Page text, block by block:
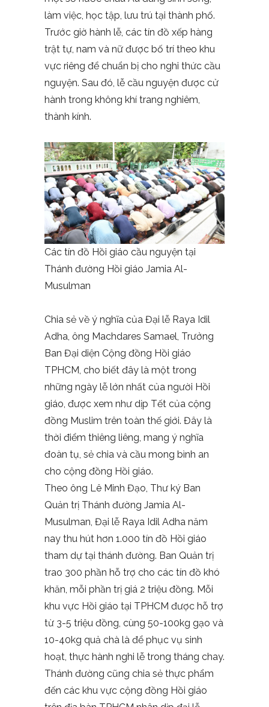
làm việc, học tập, lưu trú tại thành phố.
Trước giờ hành lễ, các tín đồ xếp hàng
trật tự, nam và nữ được bố trí theo khu
vực riêng để chuẩn bị cho nghi thức cầu
nguyện. Sau đó, lễ cầu nguyện được cử
hành trong không khí trang nghiêm,
thành kính.
Các tín đồ Hồi giáo cầu nguyện tại
Thánh đường Hồi giáo Jamia Al-
Musulman
Chia sẻ về ý nghĩa của Đại lễ Raya Idil
Adha, ông Machdares Samael, Trưởng
Ban Đại diện Cộng đồng Hồi giáo
TPHCM, cho biết đây là một trong
những ngày lễ lớn nhất của người Hồi
giáo, được xem như dịp Tết của cộng
đồng Muslim trên toàn thế giới. Đây là
thời điểm thiêng liêng, mang ý nghĩa
đoàn tụ, sẻ chia và cầu mong bình an
cho cộng đồng Hồi giáo.
Theo ông Lê Minh Đạo, Thư ký Ban
Quản trị Thánh đường Jamia Al-
Musulman, Đại lễ Raya Idil Adha năm
nay thu hút hơn 1.000 tín đồ Hồi giáo
tham dự tại thánh đường. Ban Quản trị
trao 300 phần hỗ trợ cho các tín đồ khó
khăn, mỗi phần trị giá 2 triệu đồng. Mỗi
khu vực Hồi giáo tại TPHCM được hỗ trợ
từ 3-5 triệu đồng, cùng 50-100kg gạo và
10-40kg quả chà là để phục vụ sinh
hoạt, thực hành nghi lễ trong tháng chay.
Thánh đường cũng chia sẻ thực phẩm
đến các khu vực cộng đồng Hồi giáo